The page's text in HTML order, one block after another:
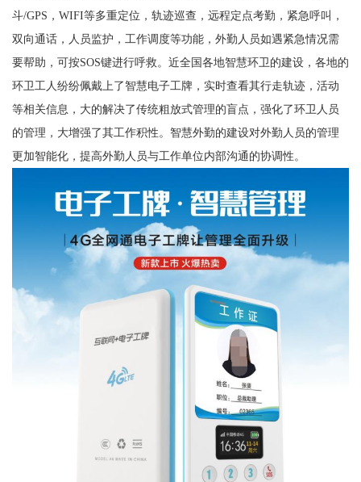
斗/GPS，WIFI等多重定位，轨迹巡查，远程定点考勤，紧急呼叫，
双向通话，人员监护，工作调度等功能，外勤人员如遇紧急情况需
要帮助，可按SOS键进行呼救。近全国各地智慧环卫的建设，各地的
环卫工人纷纷佩戴上了智慧电子工牌，实时查看其行走轨迹，活动
等相关信息，大的解决了传统粗放式管理的盲点，强化了环卫人员
的管理，大增强了其工作积性。智慧外勤的建设对外勤人员的管理
更加智能化，提高外勤人员与工作单位内部沟通的协调性。